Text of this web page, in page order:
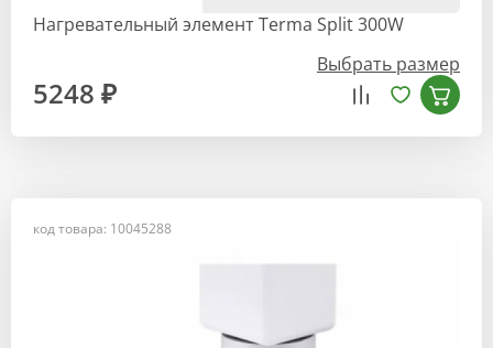
Нагревательный элемент Terma Split 300W
Выбрать размер
5248 ₽
код товара: 10045288